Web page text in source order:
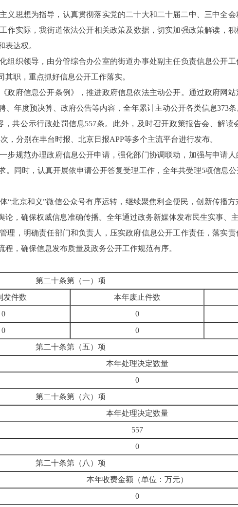
义思想为指导， 认真贯彻落实党的二十大和二十届二中、三中全会
作实际，我街道依法公开相关政策及 数据，切实加强政策解读 ， 积
表达权。
组织领导，由分管综合办公室的街道办事处副主任负责信息公开
职，重点抓好信息公开工作落实。
政府信息公开条例 》，推进政府信息依法主动公开。 通过政府网站
年度预决算、政府公告等内容，全年累计主动公开各类信息373条
，共公示行政处罚信息557条。 此外， 及时召开政策报告会、解读
，分别在丰台时报、北京日报APP等多个主流平台进行发布。
步规范办理政府信息公开申请，强化部门协调联动，加强与申请
。同时， 认真开展依申请公开答复受理工作，全年共受理5项信息
“北京和义”微信公众号有序运转，继续聚焦利企便民，创新传播
，确保权威信息准确传播。全年通过政务新媒体发布民生实事、主
理，明确责任部门和负责人，压实政府信息公开工作责任，落实
，确保信息发布质量及政务公开工作规范有序。
第二十条第（一）项
发件数 本年废止件数
0 0
0 0
第二十条第（五）项
本年处理决定数量
0
第二十条第（六）项
本年处理决定数量
557
0
第二十条第（八）项
本年收费金额（单位：万元）
0